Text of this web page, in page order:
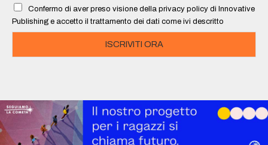
*
Confermo di aver preso visione della privacy policy di Innovative
Publishing e accetto il trattamento dei dati come ivi descritto
ISCRIVITI ORA